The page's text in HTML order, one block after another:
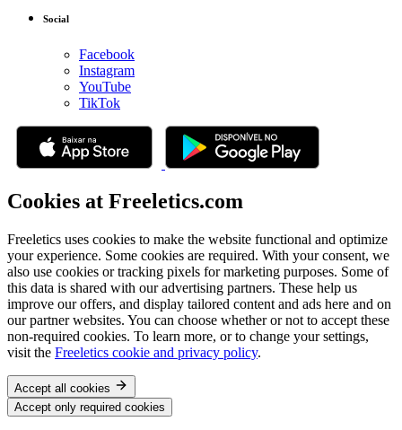
Social
Facebook
Instagram
YouTube
TikTok
Cookies at Freeletics.com
Freeletics uses cookies to make the website functional and optimize
your experience. Some cookies are required. With your consent, we
also use cookies or tracking pixels for marketing purposes. Some of
this data is shared with our advertising partners. These help us
improve our offers, and display tailored content and ads here and on
our partner websites. You can choose whether or not to accept these
non-required cookies. To learn more, or to change your settings,
visit the Freeletics cookie and privacy policy.
Accept all cookies
Accept only required cookies